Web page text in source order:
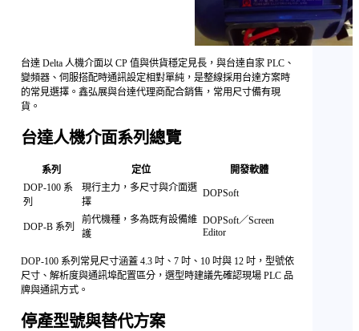
台達 Delta 人機介面以 CP 值與供貨穩定見長，與台達自家 PLC、
變頻器、伺服搭配時通訊設定相對單純，是整線採用台達方案時
的常見選擇。鑫弘展與台達代理商配合銷售，常用尺寸備有現
貨。
台達人機介面系列總覽
系列 定位
開發軟體
DOP-100 系
列
現行主力，多尺寸與介面選
擇
DOPSoft
DOP-B 系列
前代機種，多為既有設備維
護
DOPSoft／Screen
Editor
DOP-100 系列常見尺寸涵蓋 4.3 吋、7 吋、10 吋與 12 吋，型號依
尺寸、解析度與通訊埠配置區分，選型時建議先確認現場 PLC 品
牌與通訊方式。
停產型號與替代方案